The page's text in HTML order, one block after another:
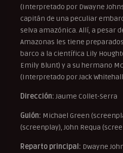
(Interpretado por Dwayne
capitán de una peculiar
selva amazónica. Allí, a pesar
Amazonas les tiene
barco a la científica Lily
Emily Blunt) y a su hermano
(Interpretado por Jack
Dirección: Jaume Collet-Serra
Guión: Michael Green
(screenplay), John Requa
Reparto principal: Dwayne